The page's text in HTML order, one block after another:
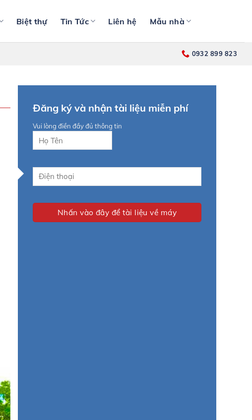
Biệt thự Tin Tức Liên hệ Mẫu nhà
0932 899 823
Đăng ký và nhận tài liệu miễn phí
Vui lòng điền đầy đủ thông tin